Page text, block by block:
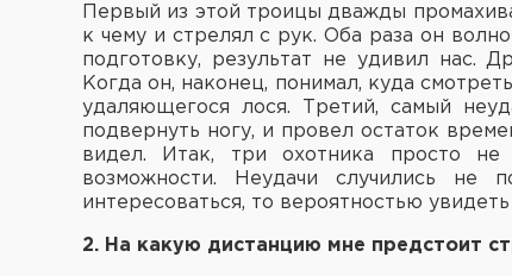
Первый из этой троицы дважды
к чему и стрелял с рук. Оба раза он
подготовку, результат не удивил нас.
Когда он, наконец, понимал, куда
удаляющегося лося. Третий, самый
подвернуть ногу, и провел остаток
видел. Итак, три охотника просто не
возможности. Неудачи случились не
интересоваться, то вероятностью увидеть
2. На какую дистанцию мне предстоит